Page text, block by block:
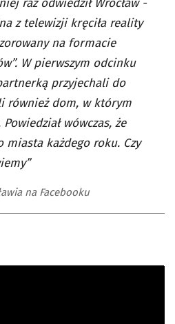
z telewizji kręciła reality
na formacie
W pierwszym odcinku
przyjechali do
również dom, w którym
wówczas, że
miasta każdego roku. Czy
na Facebooku